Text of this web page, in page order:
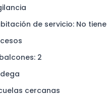
de servicio: No tiene
: 2
cercanas